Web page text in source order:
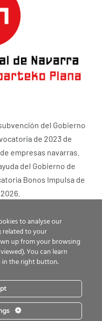
del Gobierno
de 2023 de
empresas navarras.
del Gobierno de
Bonos Impulsa de
el Fondo Europeo de
Programa Operativo
to analyse our
related to your
up from your browsing
You can learn
the right button.